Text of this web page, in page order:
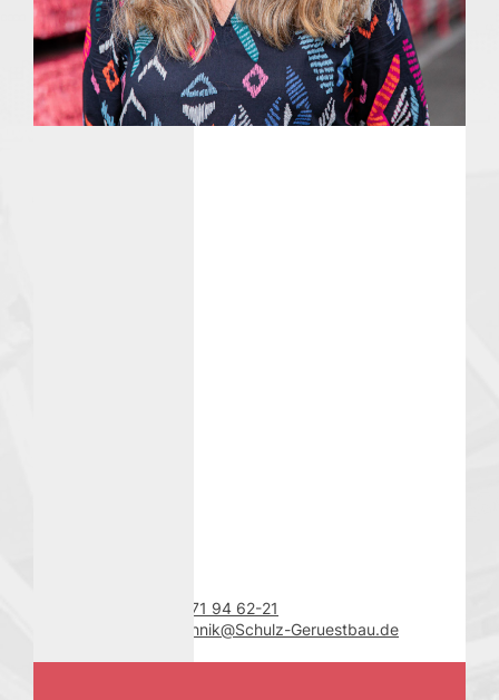
Qualität
Sicherheit
Gesundheit
Umwelt
QSGU-Ziele
+49 (0) 2171 94 62-21
Kirsten.Machnik@Schulz-Geruestbau.de